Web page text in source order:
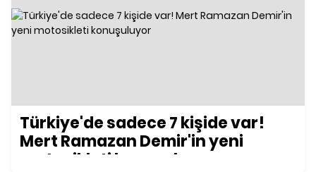
Türkiye'de sadece 7 kişide var!
Mert Ramazan Demir'in yeni
motosikleti konuşuluyor